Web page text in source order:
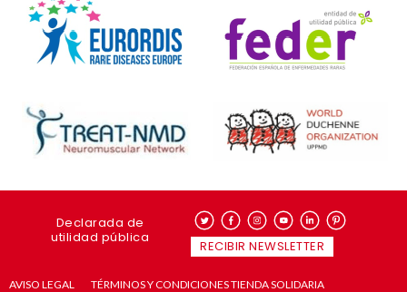
Declarada de
utilidad pública
RECIBIR NEWSLETTER
AVISO LEGAL
TÉRMINOS Y CONDICIONES TIENDA SOLIDARIA